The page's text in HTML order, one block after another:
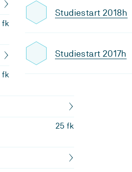
Studiestart 2018h
Studiestart 2017h
fk
fk
25 fk